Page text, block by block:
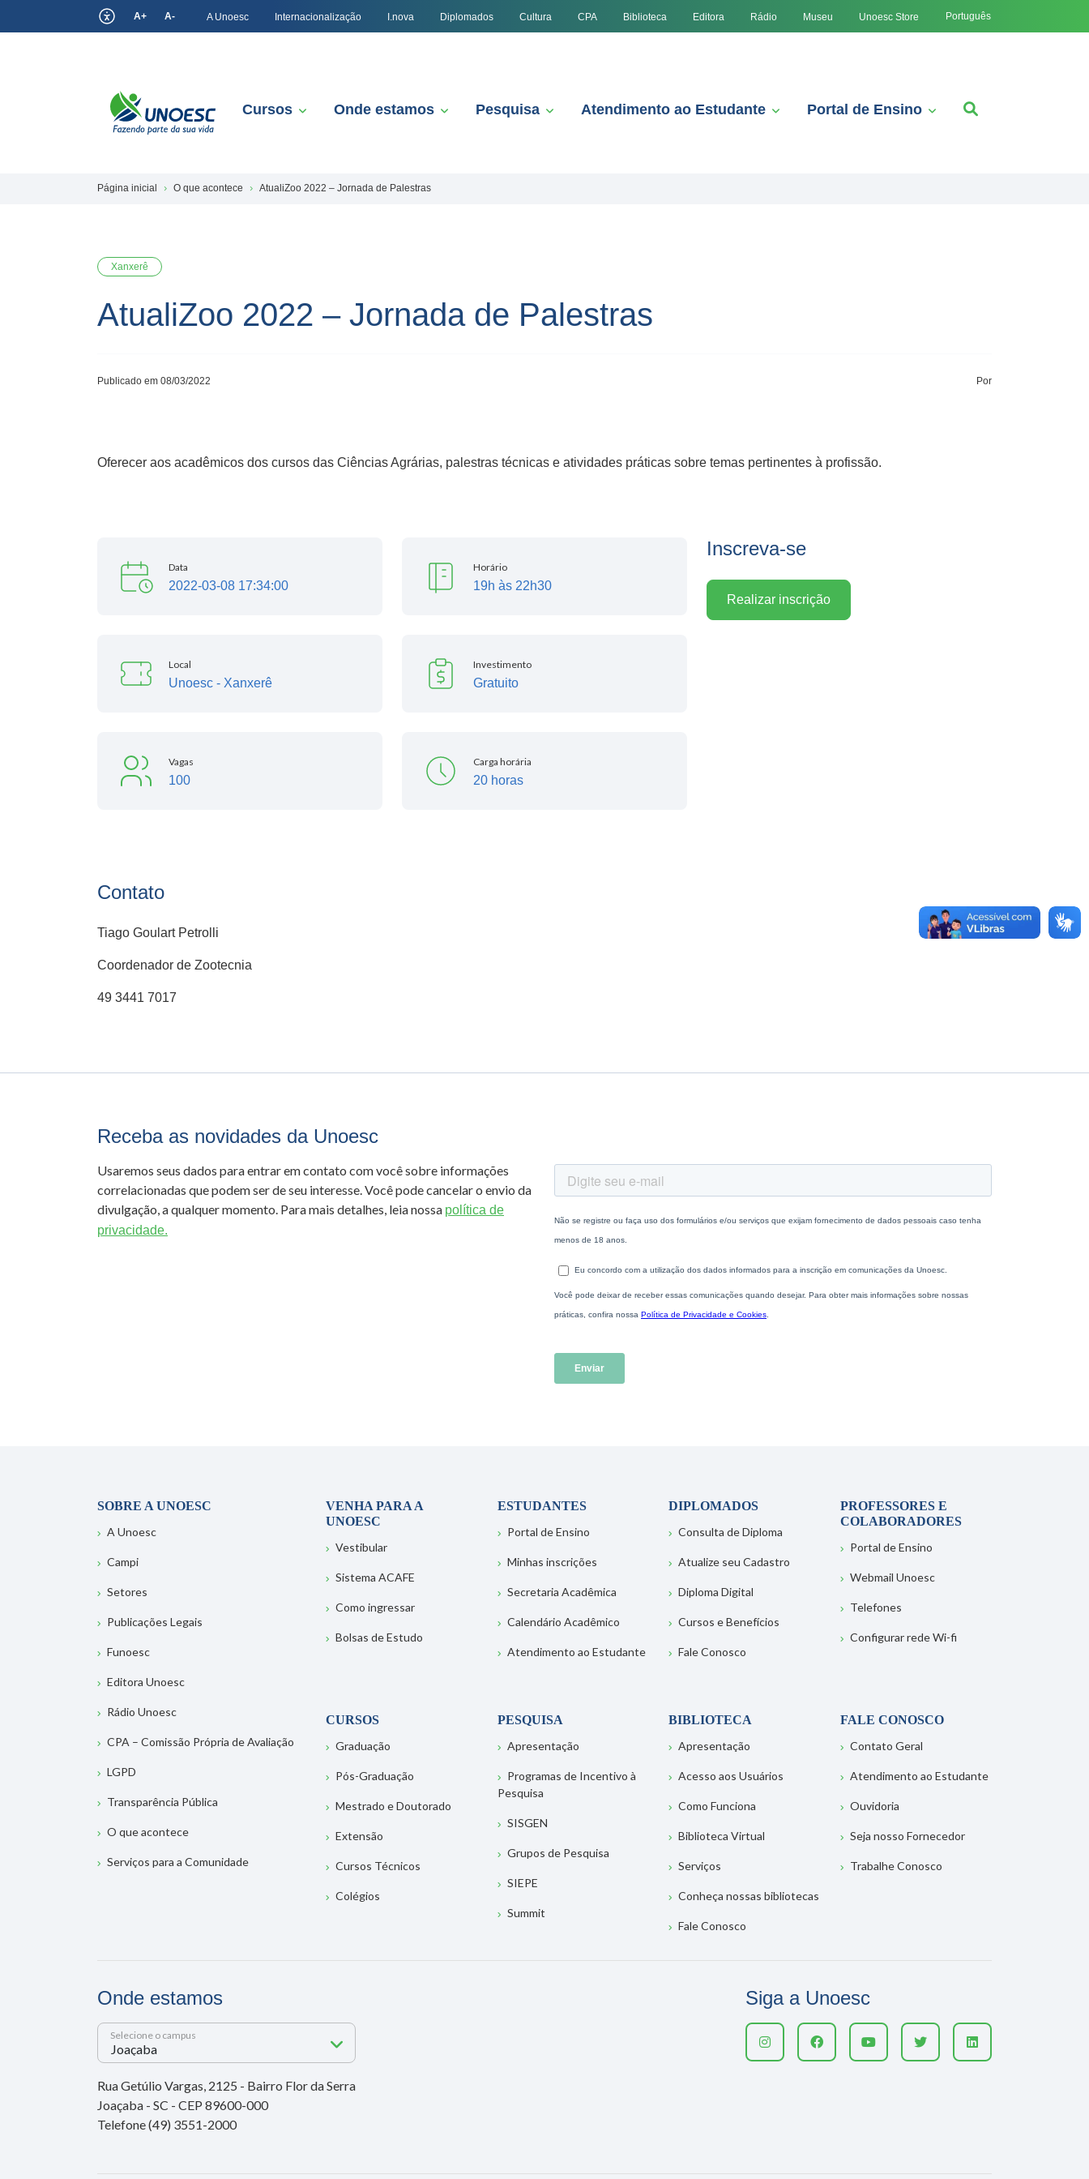
A+ A- A Unoesc Internacionalização I.nova Diplomados Cultura CPA Biblioteca Editora Rádio Museu Unoesc Store Português
Cursos Onde estamos Pesquisa Atendimento ao Estudante Portal de Ensino
Página inicial O que acontece AtualiZoo 2022 – Jornada de Palestras
Xanxerê
AtualiZoo 2022 – Jornada de Palestras
Publicado em 08/03/2022 Por
Oferecer aos acadêmicos dos cursos das Ciências Agrárias, palestras técnicas e atividades práticas sobre temas pertinentes à profissão.
Data
2022-03-08 17:34:00
Horário
19h às 22h30
Local
Unoesc - Xanxerê
Investimento
Gratuito
Vagas
100
Carga horária
20 horas
Inscreva-se
Realizar inscrição
Contato
Tiago Goulart Petrolli
Coordenador de Zootecnia
49 3441 7017
Receba as novidades da Unoesc
Usaremos seus dados para entrar em contato com você sobre informações
correlacionadas que podem ser de seu interesse. Você pode cancelar o envio da
divulgação, a qualquer momento. Para mais detalhes, leia nossa política de
privacidade.
SOBRE A UNOESC
A Unoesc
Campi
Setores
Publicações Legais
Funoesc
Editora Unoesc
Rádio Unoesc
CPA – Comissão Própria de Avaliação
LGPD
Transparência Pública
O que acontece
Serviços para a Comunidade
VENHA PARA A
UNOESC
Vestibular
Sistema ACAFE
Como ingressar
Bolsas de Estudo
ESTUDANTES
Portal de Ensino
Minhas inscrições
Secretaria Acadêmica
Calendário Acadêmico
Atendimento ao Estudante
DIPLOMADOS
Consulta de Diploma
Atualize seu Cadastro
Diploma Digital
Cursos e Benefícios
Fale Conosco
PROFESSORES E
COLABORADORES
Portal de Ensino
Webmail Unoesc
Telefones
Configurar rede Wi-fi
CURSOS
Graduação
Pós-Graduação
Mestrado e Doutorado
Extensão
Cursos Técnicos
Colégios
PESQUISA
Apresentação
Programas de Incentivo à
Pesquisa
SISGEN
Grupos de Pesquisa
SIEPE
Summit
BIBLIOTECA
Apresentação
Acesso aos Usuários
Como Funciona
Biblioteca Virtual
Serviços
Conheça nossas bibliotecas
Fale Conosco
FALE CONOSCO
Contato Geral
Atendimento ao Estudante
Ouvidoria
Seja nosso Fornecedor
Trabalhe Conosco
Onde estamos
Selecione o campus
Rua Getúlio Vargas, 2125 - Bairro Flor da Serra
Joaçaba - SC - CEP 89600-000
Telefone (49) 3551-2000
Siga a Unoesc